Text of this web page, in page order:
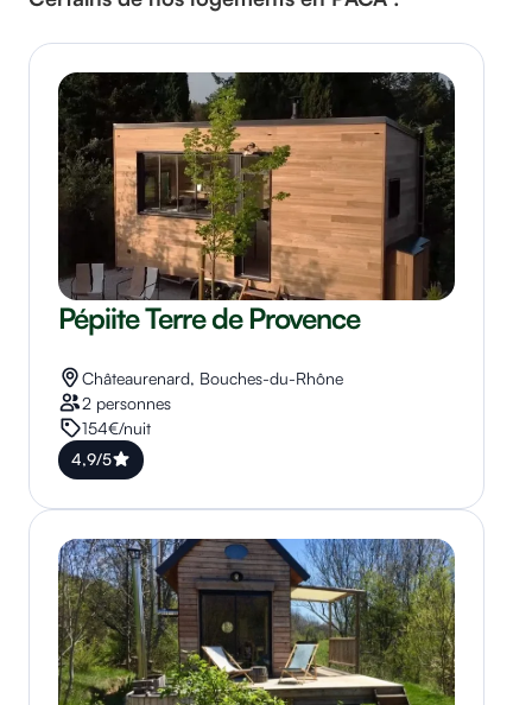
Pépiite Terre de Provence
Châteaurenard, Bouches-du-Rhône
2 personnes
154€/nuit
4,9/5